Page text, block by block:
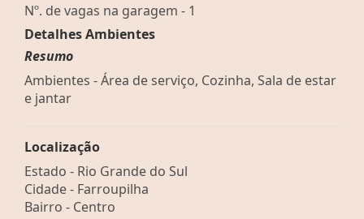
Nº. de vagas na garagem - 1
Detalhes Ambientes
Resumo
Ambientes - Área de serviço, Cozinha, Sala de estar
e jantar
Localização
Estado - Rio Grande do Sul
Cidade - Farroupilha
Bairro - Centro